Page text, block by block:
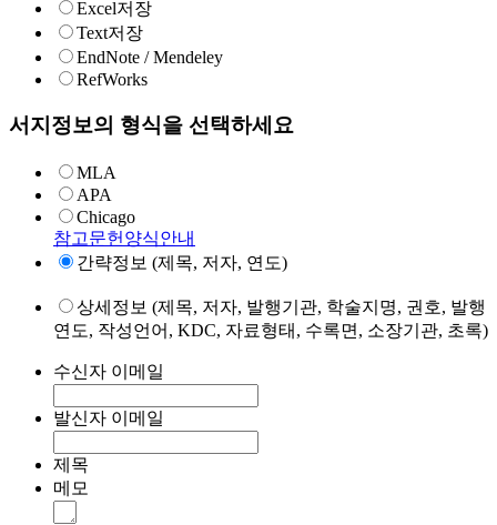
Excel저장
Text저장
EndNote / Mendeley
RefWorks
서지정보의 형식을 선택하세요
MLA
APA
Chicago
참고문헌양식안내
간략정보 (제목, 저자, 연도)
상세정보 (제목, 저자, 발행기관, 학술지명, 권호, 발행
연도, 작성언어, KDC, 자료형태, 수록면, 소장기관, 초록)
수신자 이메일
발신자 이메일
제목
메모